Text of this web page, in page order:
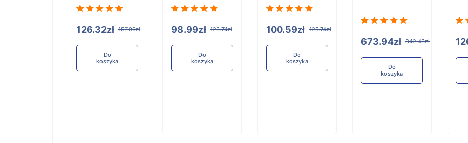
126.32zł 157.90zł
Do
koszyka
98.99zł 123.74zł
Do
koszyka
100.59zł 125.74zł
Do
koszyka
673.94zł 842.43zł
Do
koszyka